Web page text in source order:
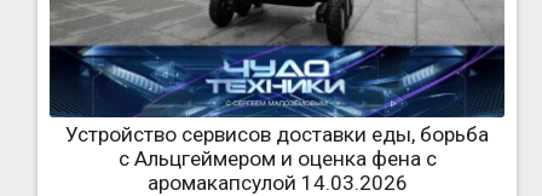
Устройство сервисов доставки еды, борьба
с Альцгеймером и оценка фена с
аромакапсулой 14.03.2026